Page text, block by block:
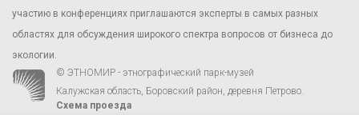
участию в конференциях приглашаются эксперты в самых разных
областях для обсуждения широкого спектра вопросов от бизнеса до
экологии.
© ЭТНОМИР - этнографический парк-музей
Калужская область, Боровский район, деревня Петрово.
Схема проезда